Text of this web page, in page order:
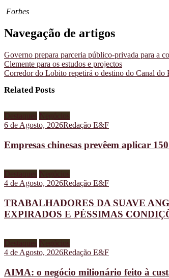
Forbes
Navegação de artigos
Governo prepara parceria público-privada para a
Clemente para os estudos e projectos
Corredor do Lobito repetirá o destino do Canal do
Related Posts
Destaques Negócios
6 de Agosto, 2026Redação E&F
Empresas chinesas prevêem aplicar
Destaques Negócios
4 de Agosto, 2026Redação E&F
TRABALHADORES DA SUAVE
EXPIRADOS E PÉSSIMAS
Destaques Negócios
4 de Agosto, 2026Redação E&F
AIMA: o negócio milionário feito à